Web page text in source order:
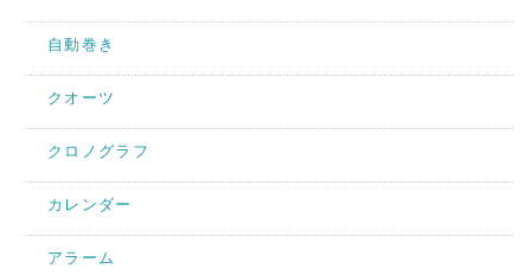
自動巻き
クオーツ
クロノグラフ
カレンダー
アラーム